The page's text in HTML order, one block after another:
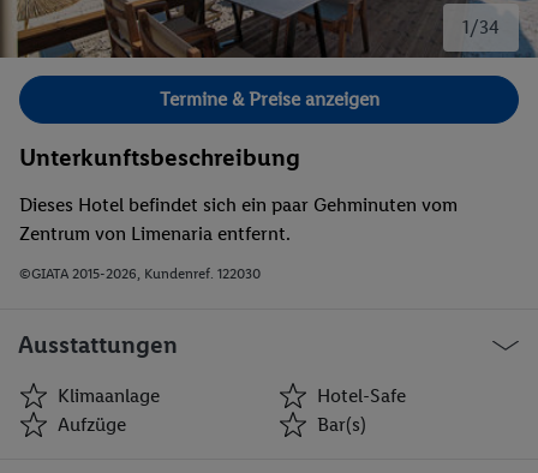
1/34
Bild 1 von 34.
Termine & Preise anzeigen
Unterkunftsbeschreibung
Dieses Hotel befindet sich ein paar Gehminuten vom
Zentrum von Limenaria entfernt.
©GIATA 2015-2026, Kundenref. 122030
Ausstattungen
Klimaanlage
Hotel-Safe
Aufzüge
Bar(s)